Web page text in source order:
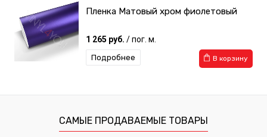
Пленка Матовый хром фиолетовый
1 265 руб. / пог. м.
В корзину
Подробнее
САМЫЕ ПРОДАВАЕМЫЕ ТОВАРЫ